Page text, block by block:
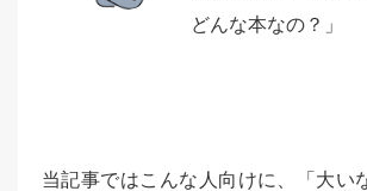
どんな本なの？」
当記事ではこんな人向けに、「大い